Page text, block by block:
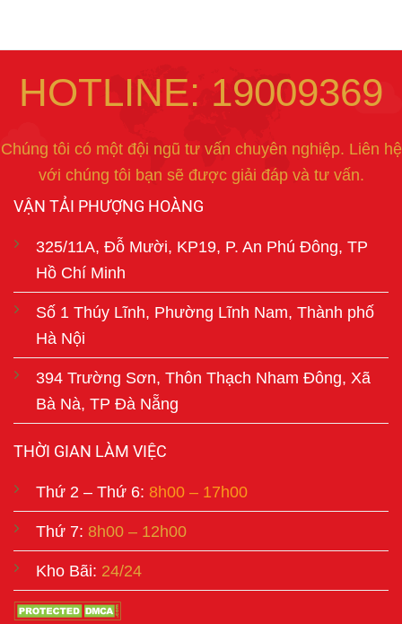
HOTLINE: 19009369
Chúng tôi có một đội ngũ tư vấn chuyên nghiệp. Liên hệ
với chúng tôi bạn sẽ được giải đáp và tư vấn.
VẬN TẢI PHƯỢNG HOÀNG
325/11A, Đỗ Mười, KP19, P. An Phú Đông, TP
Hồ Chí Minh
Số 1 Thúy Lĩnh, Phường Lĩnh Nam, Thành phố
Hà Nội
394 Trường Sơn, Thôn Thạch Nham Đông, Xã
Bà Nà, TP Đà Nẵng
THỜI GIAN LÀM VIỆC
Thứ 2 – Thứ 6: 8h00 – 17h00
Thứ 7: 8h00 – 12h00
Kho Bãi: 24/24